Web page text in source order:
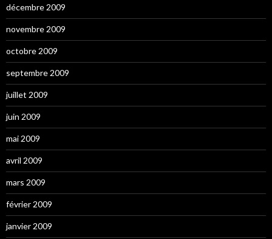
décembre 2009
novembre 2009
octobre 2009
septembre 2009
juillet 2009
juin 2009
mai 2009
avril 2009
mars 2009
février 2009
janvier 2009